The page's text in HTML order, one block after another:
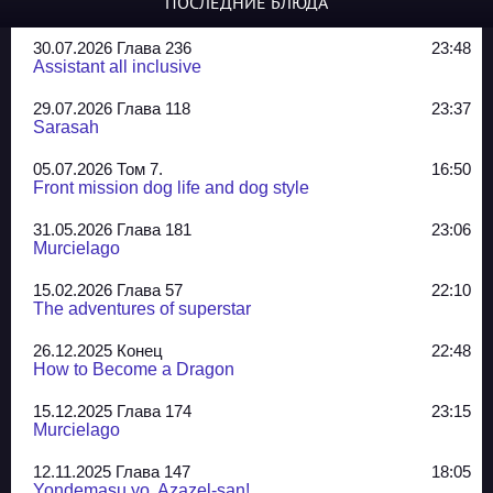
30.07.2026 Глава 236
23:48
Assistant all inclusive
29.07.2026 Глава 118
23:37
Sarasah
05.07.2026 Том 7.
16:50
Front mission dog life and dog style
31.05.2026 Глава 181
23:06
Murcielago
15.02.2026 Глава 57
22:10
The adventures of superstar
26.12.2025 Конец
22:48
How to Become a Dragon
15.12.2025 Глава 174
23:15
Murcielago
12.11.2025 Глава 147
18:05